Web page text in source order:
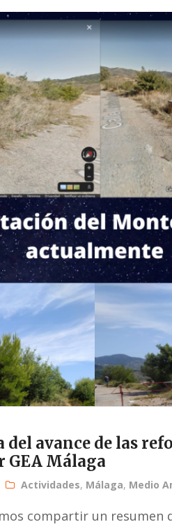
avance de las
GEA Málaga
Actividades, Málaga, Medio
compartir un resumen